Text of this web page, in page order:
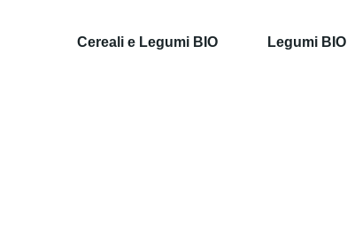
Cereali e Legumi BIO Legumi BIO